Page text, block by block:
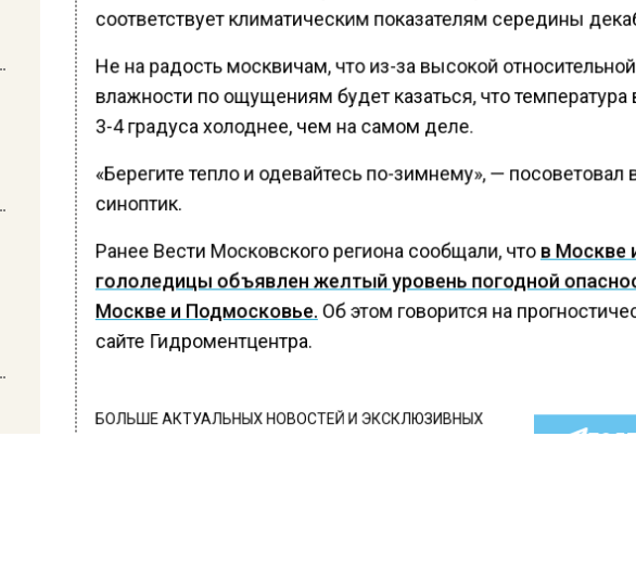
соответствует климатическим показателям середины
Не на радость москвичам, что из-за высокой относительной
влажности по ощущениям будет казаться, что температура
3-4 градуса холоднее, чем на самом деле.
«Берегите тепло и одевайтесь по-зимнему», — посоветовал
синоптик.
Ранее Вести Московского региона сообщали, что в Москве
гололедицы объявлен желтый уровень погодной
Москве и Подмосковье.Об этом говорится на
сайте Гидроментцентра.
БОЛЬШЕ АКТУАЛЬНЫХ НОВОСТЕЙ И ЭКСКЛЮЗИВНЫХ